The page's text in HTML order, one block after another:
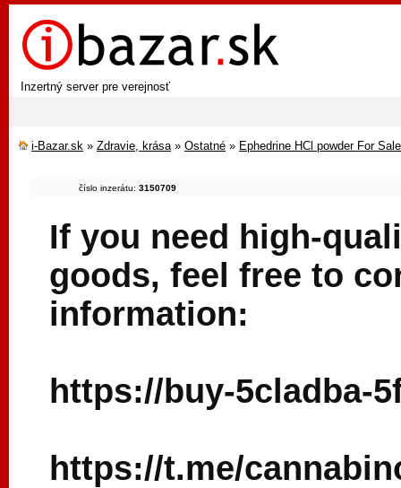
Inzertný server pre verejnosť
i-Bazar.sk » Zdravie, krása» Ostatné » Ephedrine HCl powder For
číslo inzerátu: 3150709
If you need high-
goods, feel free to
information:
https://buy-5cladba-
https://t.me/